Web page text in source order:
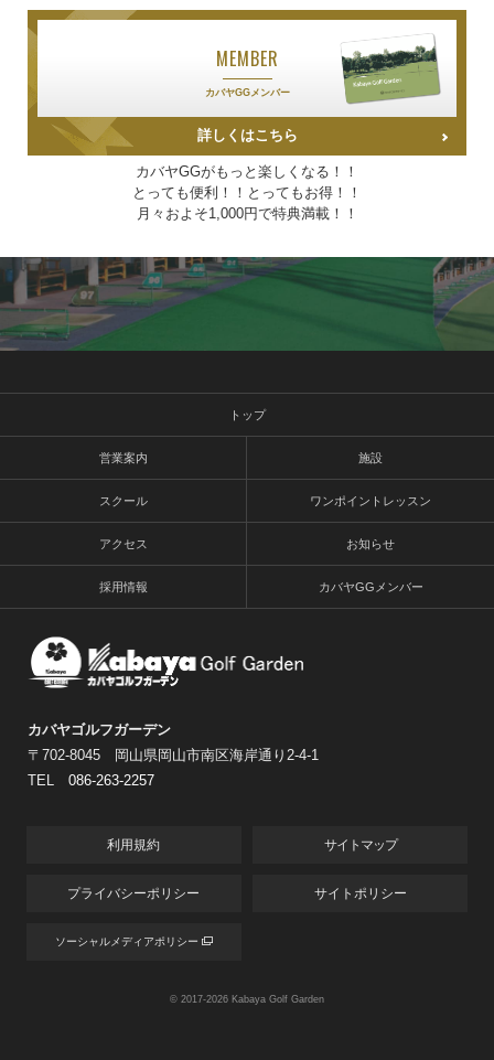
MEMBER
カバヤGGメンバー
詳しくはこちら
カバヤGGがもっと楽しくなる！！
とっても便利！！とってもお得！！
月々およそ1,000円で特典満載！！
トップ
営業案内 施設
スクール ワンポイントレッスン
アクセス お知らせ
採用情報 カバヤGGメンバー
カバヤゴルフガーデン
〒702-8045 岡山県岡山市南区海岸通り2-4-1
TEL 086-263-2257
利用規約 サイトマップ
プライバシーポリシー サイトポリシー
ソーシャルメディアポリシー
© 2017-2026 Kabaya Golf Garden